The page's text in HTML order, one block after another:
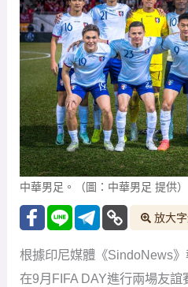
中華男足。（圖：中華男足 提供）
放大
根據印尼媒體《SindoNews
在9月FIFA DAY進行兩場友